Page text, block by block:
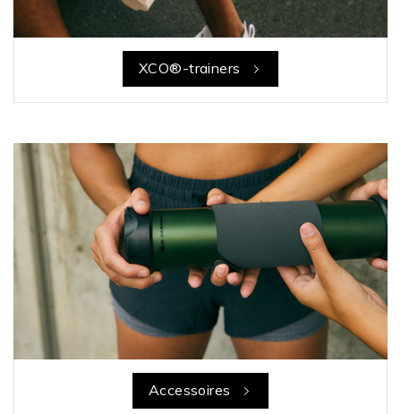
XCO®-trainers
Accessoires